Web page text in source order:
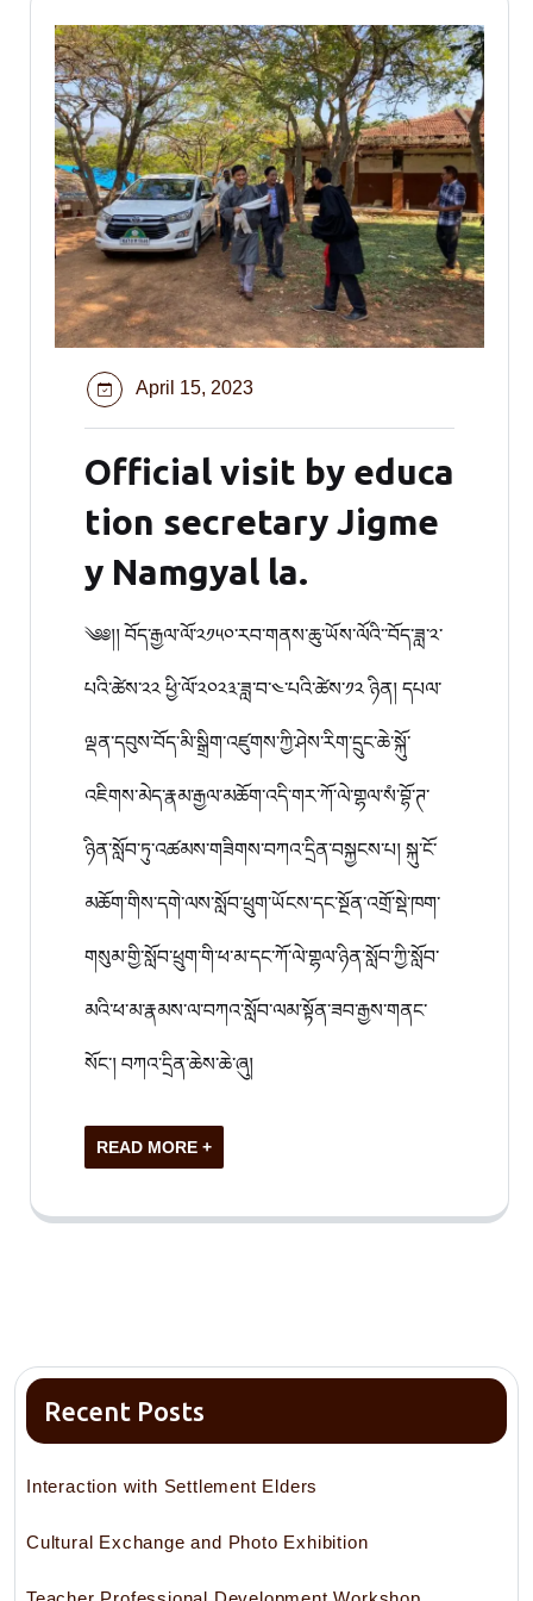
April 15, 2023
Official visit by educa
tion secretary Jigme
y Namgyal la.
༄༅།། བོད་རྒྱལ་ལོ་༢༡༥༠་རབ་གནས་ཆུ་ཡོས་ལོའི་་བོད་ཟླ་༢་
པའི་ཚེས་༢༢ ཕྱི་ལོ་༢༠༢༣་ཟླ་བ་༤་པའི་ཚེས་༡༢ ཉིན། དཔལ་
ལྡན་དབུས་བོད་མི་སྒྲིག་འཛུགས་ཀྱི་ཤེས་རིག་དྲུང་ཆེ་སྐོུ་
འཇིགས་མེད་རྣམ་རྒྱལ་མཆོག་འདི་གར་ཀོ་ལེ་གྷལ་སཾ་བྷོ་ཊ་
ཉིན་སློབ་ཏུ་འཚམས་གཟིགས་བཀའ་དྲིན་བསྐྱངས་པ། སྐུ་ངོ་
མཆོག་གིས་དགེ་ལས་སློབ་ཕྲུག་ཡོངས་དང་སྔོན་འགྲོ་སྡེ་ཁག་
གསུམ་གྱི་སློབ་ཕྲུག་གི་ཕ་མ་དང་ཀོ་ལེ་གྷལ་ཉིན་སློབ་ཀྱི་སློབ་
མའི་ཕ་མ་རྣམས་ལ་བཀའ་སློབ་ལམ་སྟོན་ཟབ་རྒྱས་གནང་
སོང་། བཀའ་དྲིན་ཆེས་ཆེ་ཞུ།
READ MORE +
Recent Posts
Interaction with Settlement Elders
Cultural Exchange and Photo Exhibition